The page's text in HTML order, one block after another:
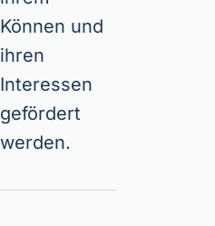
Können und
ihren
Interessen
gefördert
werden.